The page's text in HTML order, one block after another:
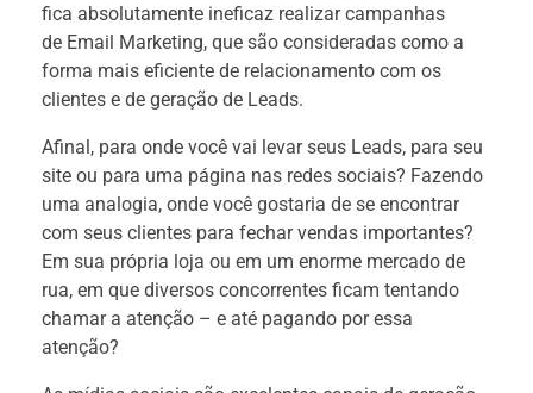
fica absolutamente ineficaz realizar campanhas
de Email Marketing, que são consideradas como a
forma mais eficiente de relacionamento com os
clientes e de geração de Leads.
Afinal, para onde você vai levar seus Leads, para seu
site ou para uma página nas redes sociais? Fazendo
uma analogia, onde você gostaria de se encontrar
com seus clientes para fechar vendas importantes?
Em sua própria loja ou em um enorme mercado de
rua, em que diversos concorrentes ficam tentando
chamar a atenção – e até pagando por essa
atenção?